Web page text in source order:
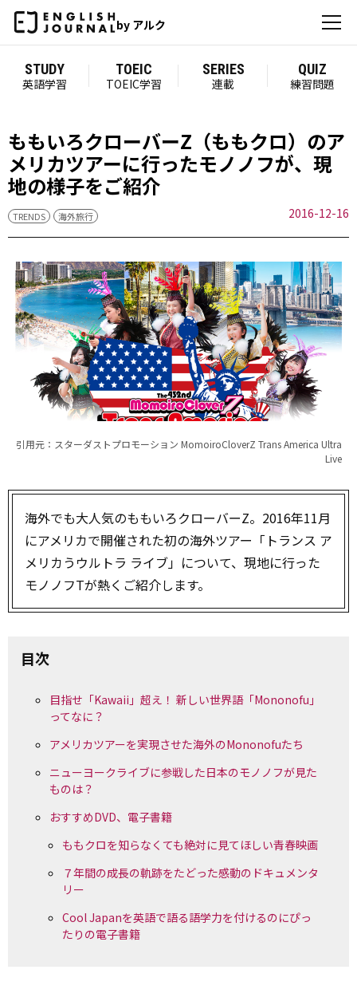
by アルク
STUDY
英語学習
TOEIC
TOEIC学習
SERIES
連載
QUIZ
練習問題
ももいろクローバーZ（ももクロ）のア
メリカツアーに行ったモノノフが、現
地の様子をご紹介
TRENDS 海外旅行 2016-12-16
引用元：スターダストプロモーション MomoiroCloverZ Trans America Ultra
Live
海外でも大人気のももいろクローバーZ。2016年11月
にアメリカで開催された初の海外ツアー「トランス ア
メリカうウルトラ ライブ」について、現地に行った
モノノフTが熱くご紹介します。
目次
目指せ「Kawaii」超え！ 新しい世界語「Mononofu」
ってなに？
アメリカツアーを実現させた海外のMononofuたち
ニューヨークライブに参戦した日本のモノノフが見た
ものは？
おすすめDVD、電子書籍
ももクロを知らなくても絶対に見てほしい青春映画
７年間の成長の軌跡をたどった感動のドキュメンタ
リー
Cool Japanを英語で語る語学力を付けるのにぴっ
たりの電子書籍